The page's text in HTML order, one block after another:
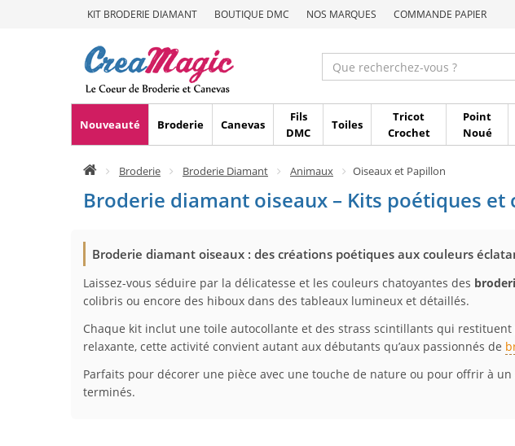
KIT BRODERIE DIAMANT BOUTIQUE DMC NOS MARQUES COMMANDE PAPIER
Nouveauté Broderie Canevas
Fils
DMC
Toiles
Tricot
Crochet
Point
Noué
Broderie Broderie Diamant Animaux Oiseaux et Papillon
Broderie diamant oiseaux – Kits poétiques
Broderie diamant oiseaux : des créations poétiques aux couleurs
Laissez-vous séduire par la délicatesse et les couleurs chatoyantes des
colibris ou encore des hiboux dans des tableaux lumineux et détaillés.
Chaque kit inclut une toile autocollante et des strass scintillants qui
relaxante, cette activité convient autant aux débutants qu’aux passionnés de
Parfaits pour décorer une pièce avec une touche de nature ou pour offrir à
terminés.